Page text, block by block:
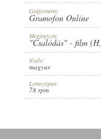
ARTIST:
Gyűjtemény:
Gramofon Online
Megjegyzés:
"Csalódás" - film
Nyelv:
magyar
Lemeztípus:
78 rpm